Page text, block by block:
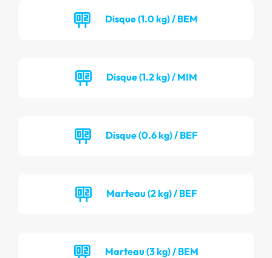
Disque (1.0 kg) / BEM
Disque (1.2 kg) / MIM
Disque (0.6 kg) / BEF
Marteau (2 kg) / BEF
Marteau (3 kg) / BEM